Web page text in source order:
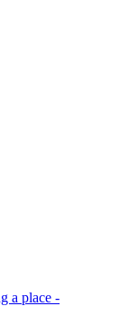
a place -